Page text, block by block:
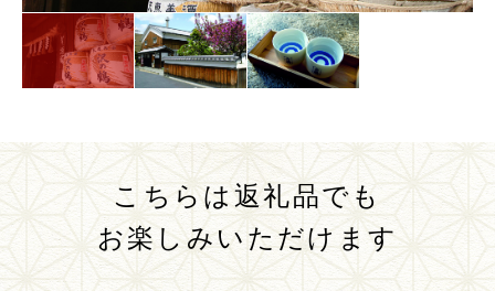
こちらは返礼品でも
お楽しみいただけます